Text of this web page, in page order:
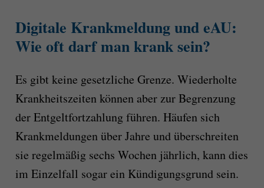
Digitale Krankmeldung und eAU:
Wie oft darf man krank sein?
Es gibt keine gesetzliche Grenze. Wiederholte
Krankheitszeiten können aber zur Begrenzung
der Entgeltfortzahlung führen. Häufen sich
Krankmeldungen über Jahre und überschreiten
sie regelmäßig sechs Wochen jährlich, kann dies
im Einzelfall sogar ein Kündigungsgrund sein.